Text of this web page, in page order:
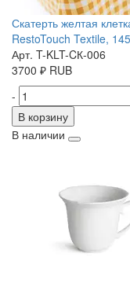
Скатерть желтая
RestoTouch Textile,
Арт. T-KLT-CК-006
3700 ₽ RUB
-
В корзину
В наличии